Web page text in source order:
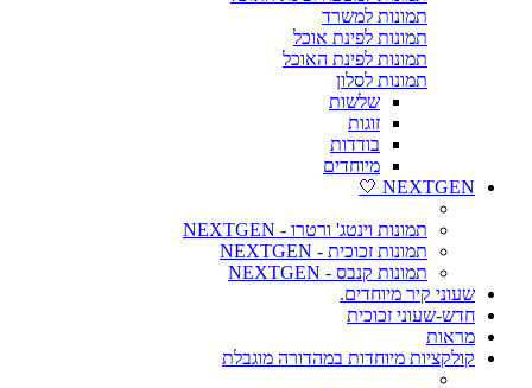
תמונות למשרד
תמונות לפינת אוכל
תמונות לפינת האוכל
תמונות לסלון
שלשות
זוגות
בודדות
מיוחדים
NEXTGEN 🤍
תמונות וינטג' ורטרו - NEXTGEN
תמונות זכוכית - NEXTGEN
תמונות קנבס - NEXTGEN
שעוני קיר מיוחדים.
חדש-שעוני זכוכית
מראות
קולקציות מיוחדות במהדורה מוגבלת